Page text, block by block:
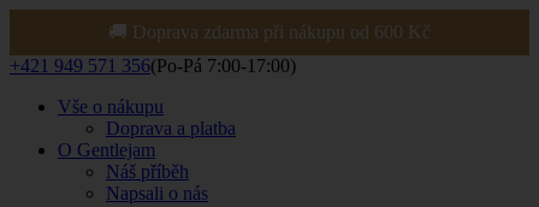
🚚 Doprava zdarma při nákupu od 600 Kč
+421 949 571 356(Po-Pá 7:00-17:00)
Vše o nákupu
Doprava a platba
O Gentlejam
Náš příběh
Napsali o nás